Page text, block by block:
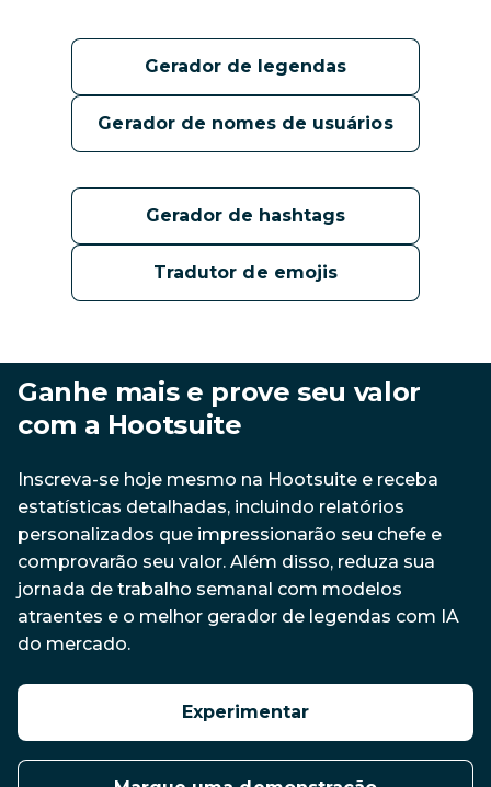
Gerador de legendas
Gerador de nomes de usuários
Gerador de hashtags
Tradutor de emojis
Ganhe mais e prove seu valor
com a Hootsuite
Inscreva-se hoje mesmo na Hootsuite e receba
estatísticas detalhadas, incluindo relatórios
personalizados que impressionarão seu chefe e
comprovarão seu valor. Além disso, reduza sua
jornada de trabalho semanal com modelos
atraentes e o melhor gerador de legendas com IA
do mercado.
Experimentar